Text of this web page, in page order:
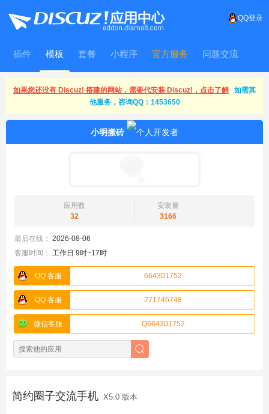
QQ登录
插件 模板 套餐 小程序 官方服务 问题交流
WitFrame
如果您还没有 Discuz! 搭建的网站，需要代安装 Discuz!，点击了解
如需其
他服务，咨询QQ：1453650
小明搬砖
应用数
32
安装量
3166
最后在线： 2026-08-06
客服时间： 工作日 9时~17时
QQ 客服 664301752
QQ 客服 271746748
微信客服 Q664301752
简约圈子交流手机 X5.0 版本